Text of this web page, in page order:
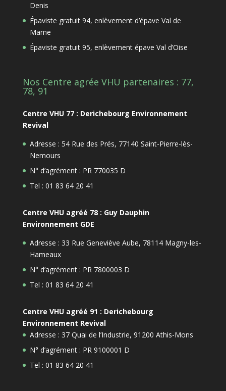
Denis
Épaviste gratuit 94, enlèvement d’épave Val de
Marne
Épaviste gratuit 95, enlèvement épave Val d’Oise
Nos Centre agrée VHU partenaires : 77,
78, 91
Centre VHU 77 : Derichebourg Environnement
Revival
Adresse : 54 Rue des Prés, 77140 Saint-Pierre-lès-
Nemours
N° d’agrément : PR 770035 D
Tel : 01 83 64 20 41
Centre VHU agréé 78 : Guy Dauphin
Environnement GDE
Adresse : 33 Rue Geneviève Aube, 78114 Magny-les-
Hameaux
N° d’agrément : PR 7800003 D
Tel : 01 83 64 20 41
Centre VHU agréé 91 : Derichebourg
Environnement Revival
Adresse : 37 Quai de l’Industrie, 91200 Athis-Mons
N° d’agrément : PR 9100001 D
Tel : 01 83 64 20 41